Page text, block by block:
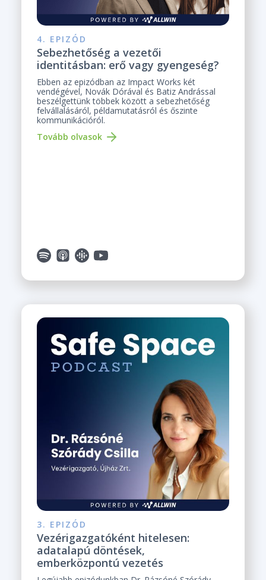
4. EPIZÓD
Sebezhetőség a vezetői
identitásban: erő vagy gyengeség?
Ebben az epizódban az Impact Works két
vendégével, Novák Dórával és Batiz Andrással
beszélgettünk többek között a sebezhetőség
felvállalásáról, példamutatásról és őszinte
kommunikációról.
Tovább olvasok
3. EPIZÓD
Vezérigazgatóként hitelesen:
adatalapú döntések,
emberközpontú vezetés